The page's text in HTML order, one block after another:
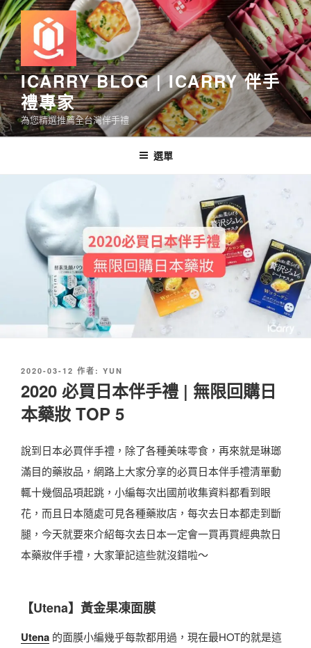
跳
至
主
要
內
容
ICARRY BLOG | ICARRY 伴手
禮專家
為您精選推薦全台灣伴手禮
選單
發
於
2020-03-12 作者: YUN
2020 必買日本伴手禮 | 無限回購日
本藥妝 TOP 5
說到日本必買伴手禮，除了各種美味零食，再來就是琳瑯
滿目的藥妝品，網路上大家分享的必買日本伴手禮清單動
輒十幾個品項起跳，小編每次出國前收集資料都看到眼
花，而且日本隨處可見各種藥妝店，每次去日本都走到斷
腿，今天就要來介紹每次去日本一定會一買再買經典款日
本藥妝伴手禮，大家筆記這些就沒錯啦～
【Utena】黃金果凍面膜
Utena 的面膜小編幾乎每款都用過，現在最HOT的就是這